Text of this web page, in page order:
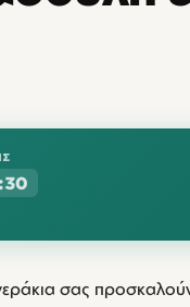
σας